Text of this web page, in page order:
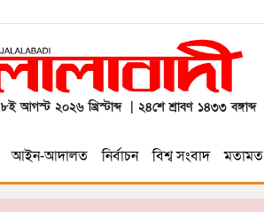
আগস্ট ২০২৬ খ্রিস্টাব্দ | ২৪শে শ্রাবণ ১৪৩৩ বঙ্গাব্দ
আইন-আদালত নির্বাচন বিশ্ব সংবাদ মতামত